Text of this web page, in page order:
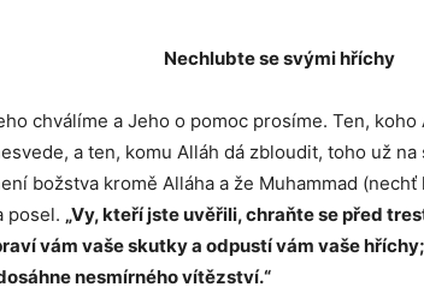
Nechlubte se svými hříchy
chválíme a Jeho o pomoc prosíme. Ten,
a ten, komu Alláh dá zbloudit, toho už
božstva kromě Alláha a že Muhammad
posel. „Vy, kteří jste uvěřili, chraňte se před
vám vaše skutky a odpustí vám vaše
nesmírného vítězství.“